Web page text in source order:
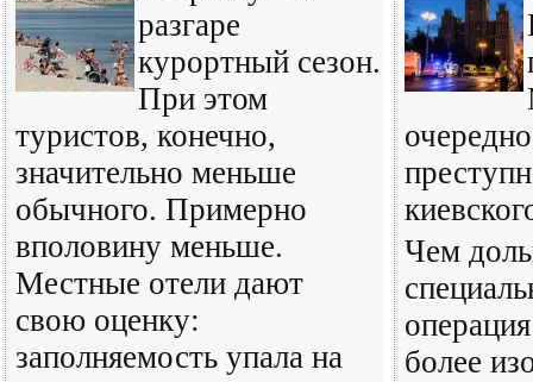
разгаре
курортный сезон.
При этом
туристов, конечно,
значительно меньше
обычного. Примерно
вполовину меньше.
Местные отели дают
свою оценку:
заполняемость упала на
Чем
более